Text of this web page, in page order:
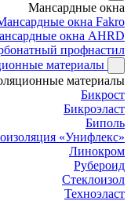
Мансардные окна
окна Fakro
окна AHRD
профнастил
материалы
материалы
Бикрост
Бикроэласт
Биполь
«Унифлекс»
Линокром
Рубероид
Стеклоизол
Техноэласт